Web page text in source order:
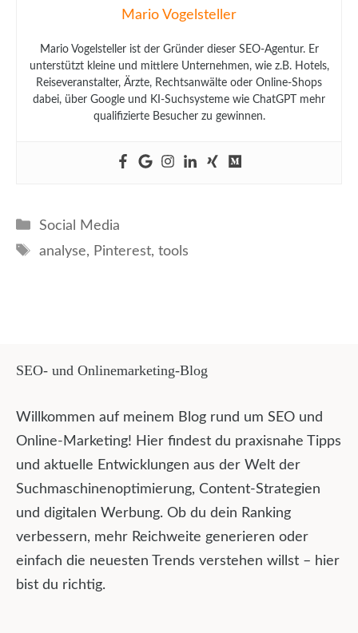
Mario Vogelsteller
Mario Vogelsteller ist der Gründer dieser SEO-Agentur. Er
unterstützt kleine und mittlere Unternehmen, wie z.B. Hotels,
Reiseveranstalter, Ärzte, Rechtsanwälte oder Online-Shops
dabei, über Google und KI-Suchsysteme wie ChatGPT mehr
qualifizierte Besucher zu gewinnen.
Kategorien
Social Media
Schlagwörter
analyse, Pinterest, tools
SEO- und Onlinemarketing-Blog
Willkommen auf meinem Blog rund um SEO und
Online-Marketing! Hier findest du praxisnahe Tipps
und aktuelle Entwicklungen aus der Welt der
Suchmaschinenoptimierung, Content-Strategien
und digitalen Werbung. Ob du dein Ranking
verbessern, mehr Reichweite generieren oder
einfach die neuesten Trends verstehen willst – hier
bist du richtig.